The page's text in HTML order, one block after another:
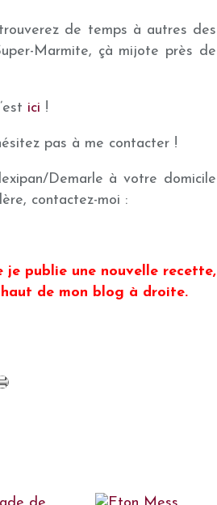
de temps à autres des
Marmite, çà mijote près de
ici !
pas à me contacter !
Demarle à votre domicile
contactez-moi :
publie une nouvelle recette,
de mon blog à droite.